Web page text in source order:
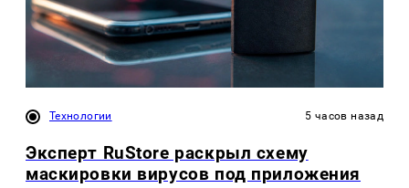
Технологии 5 часов назад
Эксперт RuStore раскрыл схему
маскировки вирусов под приложения